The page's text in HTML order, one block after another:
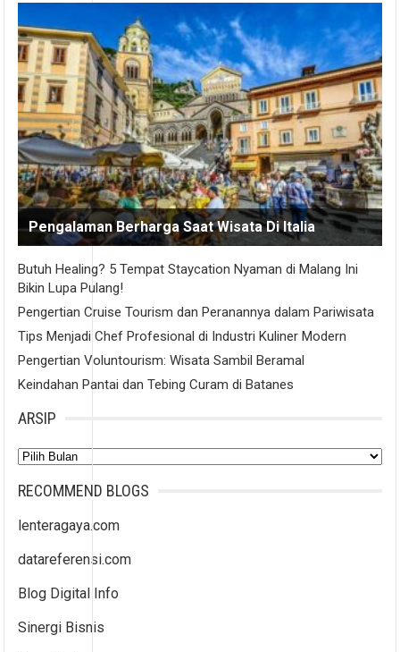
Pengalaman Berharga Saat Wisata Di Italia
Butuh Healing? 5 Tempat Staycation Nyaman di Malang Ini
Bikin Lupa Pulang!
Pengertian Cruise Tourism dan Peranannya dalam Pariwisata
Tips Menjadi Chef Profesional di Industri Kuliner Modern
Pengertian Voluntourism: Wisata Sambil Beramal
Keindahan Pantai dan Tebing Curam di Batanes
ARSIP
Arsip
RECOMMEND BLOGS
lenteragaya.com
datareferensi.com
Blog Digital Info
Sinergi Bisnis